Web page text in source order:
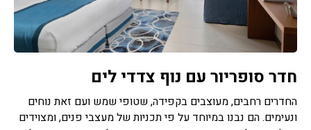
חדר סופריור עם נוף צדדי לים
החדרים רחבים, מעוצבים בקפידה, שטופי שמש ועם זאת נוחים
ונעימים. הם נבנו במיוחד על פי תכניות של מעצבי פנים, ומצוידים